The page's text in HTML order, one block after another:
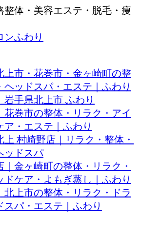
整体・美容エステ・脱毛・痩
ンふわり
上市・花巻市・金ヶ崎町の整
ヘッドスパ・エステ｜ふわり
岩手県北上市 ふわり
花巻市の整体・リラク・アイ
ア・エステ｜ふわり
上 村崎野店｜リラク・整体・
ッドスパ
｜金ヶ崎町の整体・リラク・
ドケア・よもぎ蒸し｜ふわり
北上市の整体・リラク・ドラ
スパ・エステ｜ふわり